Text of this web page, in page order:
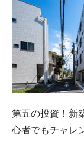
第五の投資！新
心者でもチャレ